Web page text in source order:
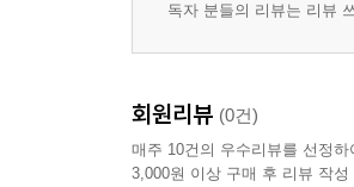
독자 분들의 리뷰는 리뷰
회원리뷰 (0건)
매주 10건의 우수리뷰를 선정
3,000원 이상 구매 후 리뷰 작성